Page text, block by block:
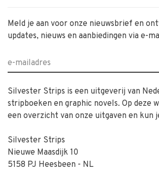
Meld je aan voor onze nieuwsbrief en
updates, nieuws en aanbiedingen via e-
Silvester Strips is een uitgeverij van
stripboeken en graphic novels. Op deze
een overzicht van onze uitgaven en kun
Silvester Strips
Nieuwe Maasdijk 10
5158 PJ Heesbeen - NL